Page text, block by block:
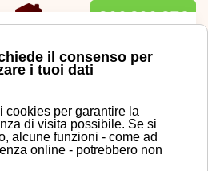
il consenso per
i tuoi dati
cookies per garantire la
di visita possibile. Se si
alcune funzioni - come ad
online - potrebbero non
800.200.876